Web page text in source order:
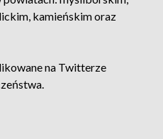
kamieńskim oraz
na Twitterze